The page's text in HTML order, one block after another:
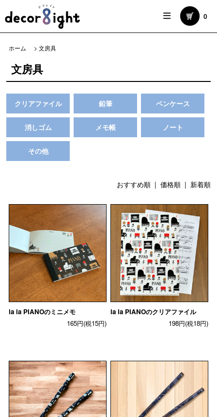
0
ホーム >文房具
文房具
クリアファイル 鉛筆 ペンケース
消しゴム メモ帳 ノート
その他
おすすめ順 | 価格順| 新着順
la la PIANOのミニメモ
165円(税15円)
la la PIANOのクリアファイル
198円(税18円)